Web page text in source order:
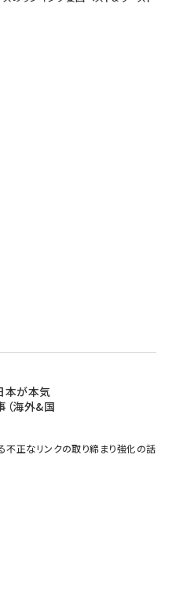
本が本気
（海外&国
不正なリンクの取り締まり強化の話